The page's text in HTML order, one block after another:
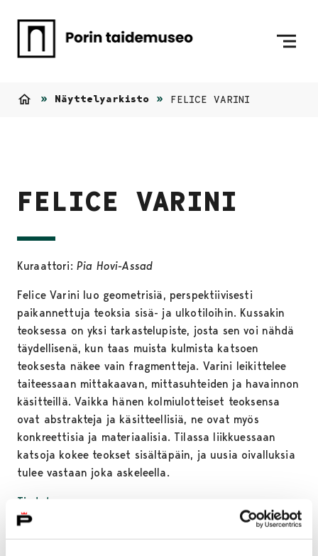
Näyttelyarkisto FELICE VARINI
FELICE VARINI
Kuraattori: Pia Hovi-Assad
Felice Varini luo geometrisiä, perspektiivisesti
paikannettuja teoksia sisä- ja ulkotiloihin. Kussakin
teoksessa on yksi tarkastelupiste, josta sen voi nähdä
täydellisenä, kun taas muista kulmista katsoen
teoksesta näkee vain fragmentteja. Varini leikittelee
taiteessaan mittakaavan, mittasuhteiden ja havainnon
käsitteillä. Vaikka hänen kolmiulotteiset teoksensa
ovat abstrakteja ja käsitteellisiä, ne ovat myös
konkreettisia ja materiaalisia. Tilassa liikkuessaan
katsoja kokee teokset sisältäpäin, ja uusia oivalluksia
tulee vastaan joka askeleella.
Tiedote
Media: